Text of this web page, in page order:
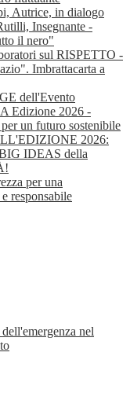
Autrice, in dialogo
Insegnante -
il nero"
sul RISPETTO -
Imbrattacarta a
dell'Evento
Edizione 2026 -
un futuro sostenibile
2026:
IDEAS della
per una
responsabile
nel